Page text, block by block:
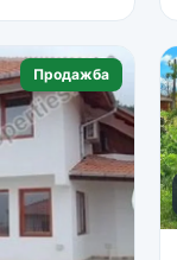
Продажба